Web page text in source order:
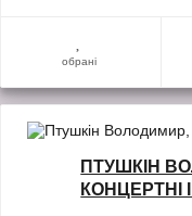
обрані
ПТУШКІН
КОНЦЕРТНІ